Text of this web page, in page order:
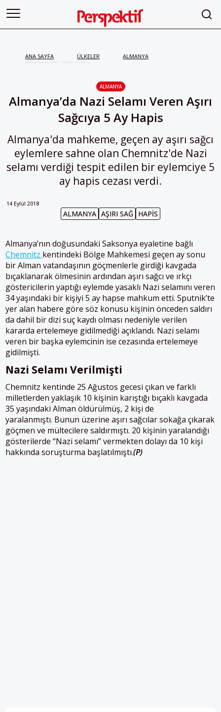
ANA SAYFA ÜLKELER ALMANYA
Almanya’da Nazi Selamı Veren
ALMANYA
Almanya’da Nazi Selamı Veren Aşırı
Sağcıya 5 Ay Hapis
Almanya'da mahkeme, geçen ay aşırı sağcı
eylemlere sahne olan Chemnitz'de Nazi
selamı verdiği tespit edilen bir eylemciye 5
ay hapis cezası verdi.
14 Eylül 2018
ALMANYA AŞIRI SAĞ HAPIS
Almanya’nın doğusundaki Saksonya eyaletine bağlı
Chemnitz kentindeki Bölge Mahkemesi geçen ay sonu
bir Alman vatandaşının göçmenlerle girdiği kavgada
bıçaklanarak ölmesinin ardından aşırı sağcı ve ırkçı
göstericilerin yaptığı eylemde yasaklı Nazi selamını veren
34 yaşındaki bir kişiyi 5 ay hapse mahkum etti. Sputnik’te
yer alan habere göre söz konusu kişinin önceden saldırı
da dahil bir dizi suç kaydı olması nedeniyle verilen
kararda ertelemeye gidilmediği açıklandı. Nazi selamı
veren bir başka eylemcinin ise cezasında ertelemeye
gidilmişti.
Nazi Selamı Verilmişti
Chemnitz kentinde 25 Ağustos gecesi çıkan ve farklı
milletlerden yaklaşık 10 kişinin karıştığı bıçaklı kavgada
35 yaşındaki Alman öldürülmüş, 2 kişi de
yaralanmıştı. Bunun üzerine aşırı sağcılar sokağa çıkarak
göçmen ve mültecilere saldırmıştı. 20 kişinin yaralandığı
gösterilerde “Nazi selamı” vermekten dolayı da 10 kişi
hakkında soruşturma başlatılmıştı.(P)